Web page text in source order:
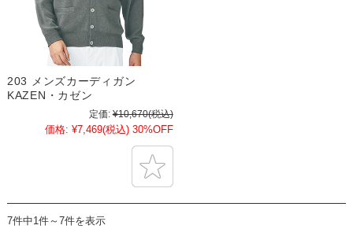
203 メンズカーディガン
KAZEN・カゼン
定価: ¥10,670(税込)
価格: ¥7,469(税込) 30%OFF
7件中1件～7件を表示